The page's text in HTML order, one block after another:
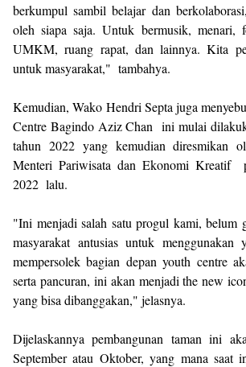
berkumpul sambil belajar dan
oleh siapa saja. Untuk bermusik, menari,
UMKM, ruang rapat, dan lainnya. Kita
untuk masyarakat," tambahya.
Kemudian, Wako Hendri Septa juga
Centre Bagindo Aziz Chan ini mulai
tahun 2022 yang kemudian diresmikan
Menteri Pariwisata dan Ekonomi Kreatif
2022 lalu.
"Ini menjadi salah satu progul kami, belum
masyarakat antusias untuk menggunakan
mempersolek bagian depan youth centre
serta pancuran, ini akan menjadi the new
yang bisa dibanggakan," jelasnya.
Dijelaskannya pembangunan taman ini
September atau Oktober, yang mana saat